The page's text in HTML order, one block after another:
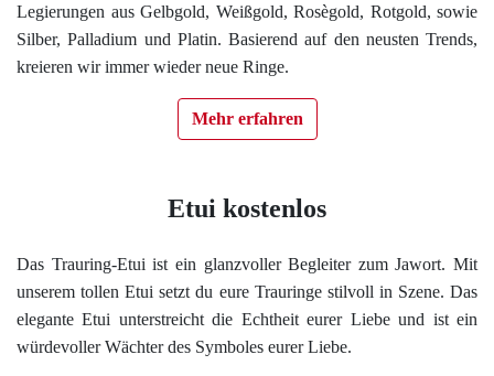
Legierungen aus Gelbgold, Weißgold, Rosègold, Rotgold, sowie
Silber, Palladium und Platin. Basierend auf den neusten Trends,
kreieren wir immer wieder neue Ringe.
Mehr erfahren
Etui kostenlos
Das Trauring-Etui ist ein glanzvoller Begleiter zum Jawort. Mit
unserem tollen Etui setzt du eure Trauringe stilvoll in Szene. Das
elegante Etui unterstreicht die Echtheit eurer Liebe und ist ein
würdevoller Wächter des Symboles eurer Liebe.